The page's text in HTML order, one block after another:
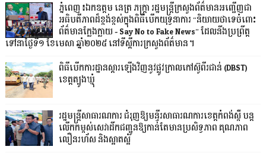
ភ្នំពេញ៖ឯកឧត្តម នេត្រ ភក្រ្តា រដ្ឋមន្ត្រីក្រសួងព័ត៌មានអញ្ជើញជា
អធិបតីភាពដ៏ខ្ពង់ខ្ពស់ក្នុងពិធីបើកយុទ្ធនាការ “និយាយថាទេចំពោះ
ព័ត៌មានក្លែងក្លាយ - Say No to Fake News” ដែលនឹងប្រព្រឹត្ត
ទៅនាថ្ងៃទី១ ខែមេសា ឆ្នាំ២០២៥ នៅទីស្តីការក្រសួងព័ត៌មាន។
ពិធីបើកការដ្ឋានស្ដារឡើងវិញនូវផ្លូវក្រាលកៅស៊ូពីរជាន់ (DBST)
ខេត្តត្បូងឃ្មុំ
រដ្ឋមន្ត្រីសាធារណការ ជំរុញឱ្យមន្ទីរសាធារណការខេត្តកំពង់ស្ពឺ បន្ត
លើកកម្ពស់សេវាដឹកជញ្ជូនឱ្យកាន់តែមានប្រសិទ្ធភាព គុណភាព
លឿនរហ័ស និងស្អាតស្អំ